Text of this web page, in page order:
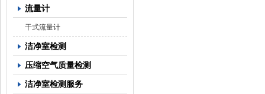
流量计
干式流量计
洁净室检测
压缩空气质量检测
洁净室检测服务